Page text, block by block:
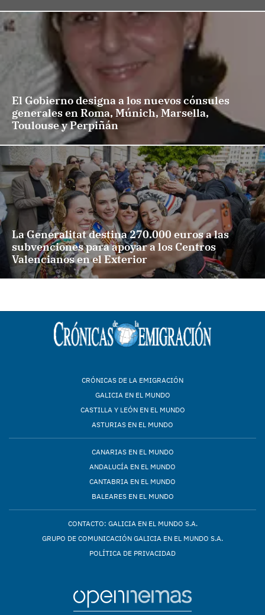
El Gobierno designa a los nuevos cónsules
generales en Roma, Múnich, Marsella,
Toulouse y Perpiñán
La Generalitat destina 270.000 euros a las
subvenciones para apoyar a los Centros
Valencianos en el Exterior
CRÓNICAS DE LA EMIGRACIÓN
GALICIA EN EL MUNDO
CASTILLA Y LEÓN EN EL MUNDO
ASTURIAS EN EL MUNDO
CANARIAS EN EL MUNDO
ANDALUCÍA EN EL MUNDO
CANTABRIA EN EL MUNDO
BALEARES EN EL MUNDO
CONTACTO: GALICIA EN EL MUNDO S.A.
GRUPO DE COMUNICACIÓN GALICIA EN EL MUNDO S.A.
POLÍTICA DE PRIVACIDAD